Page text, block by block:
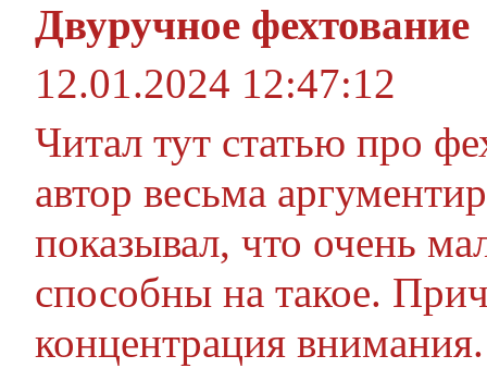
Двуручное фехтование
12.01.2024 12:47:12
Читал тут статью про
автор весьма
показывал, что очень
способны на такое.
концентрация